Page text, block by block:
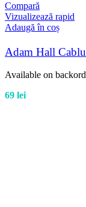
Compară
Vizualizează rapid
Adaugă în coș
Adam Hall
Available on
69 lei